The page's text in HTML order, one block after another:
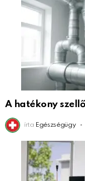
A hatékony
írta Egészségügy